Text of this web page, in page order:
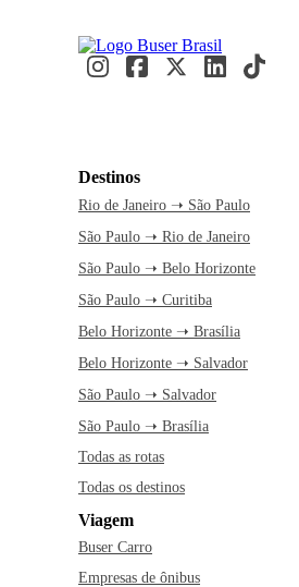
Destinos
Rio de Janeiro ➝ São Paulo
São Paulo ➝ Rio de Janeiro
São Paulo ➝ Belo Horizonte
São Paulo ➝ Curitiba
Belo Horizonte ➝ Brasília
Belo Horizonte ➝ Salvador
São Paulo ➝ Salvador
São Paulo ➝ Brasília
Todas as rotas
Todas os destinos
Viagem
Buser Carro
Empresas de ônibus